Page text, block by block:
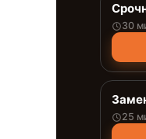
30
25